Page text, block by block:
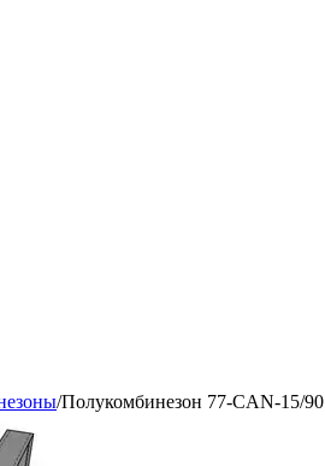
/Полукомбинезон 77-CAN-15/90